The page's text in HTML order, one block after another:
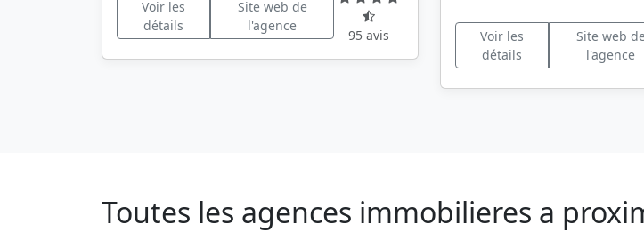
Voir les
détails
Site web de
l'agence
95 avis
Voir les
détails
Site web
l'agence
Toutes les agences immobilieres a